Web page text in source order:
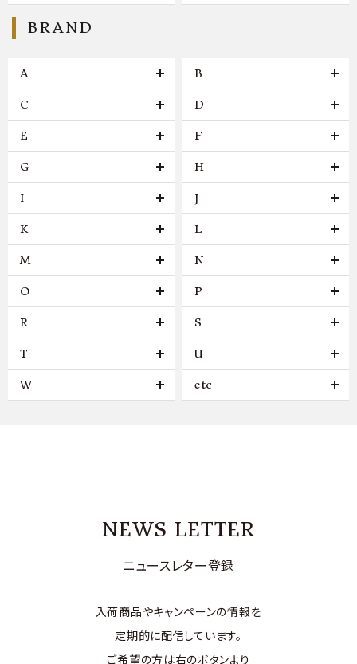
BRAND
A B
C D
E F
G H
I J
K L
M N
O P
R S
T U
W etc
NEWS LETTER
ニュースレター登録
入荷商品やキャンペーンの情報を
定期的に配信しています。
ご希望の方は右のボタンより